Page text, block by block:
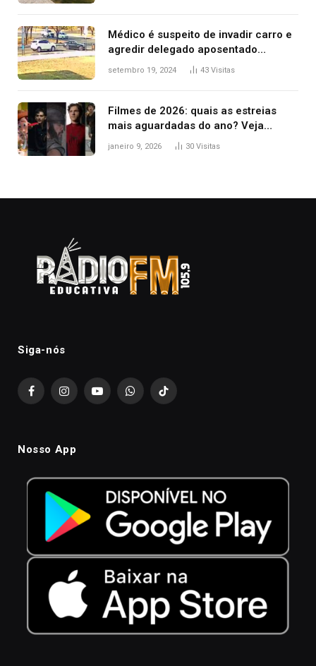
Médico é suspeito de invadir carro e
agredir delegado aposentado
durante confusão no trânsito
setembro 19, 2024 43 Visitas
Filmes de 2026: quais as estreias
mais aguardadas do ano? Veja
principais lançamentos do cinema
janeiro 9, 2026 30 Visitas
Siga-nós
FacebookInstagramYouTubeWhatsAppTikTok
Nosso App